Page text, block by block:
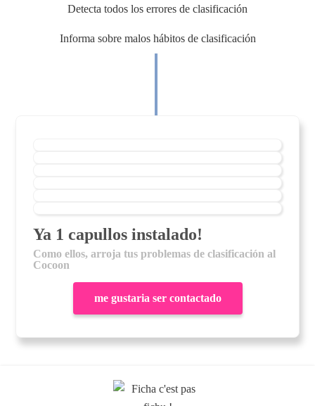
Detecta todos los errores de clasificación
Informa sobre malos hábitos de clasificación
Ya 1 capullosinstalado!
Como ellos, arroja tus problemas de clasificación al
Cocoon
me gustaria ser contactado